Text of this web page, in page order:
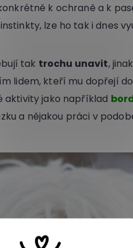
k ochraně a k
lze ho tak i dnes
tak trochu unavit,
lidem, kteří mu dopřejí
aktivity jako například
a nějakou práci v